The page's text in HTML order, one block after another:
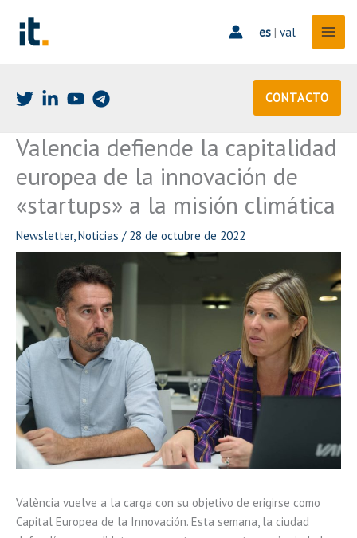
contenido
es| val
CONTACTO
Valencia defiende la capitalidad
europea de la innovación de
«startups» a la misión climática
Newsletter,Noticias / 28 de octubre de 2022
València vuelve a la carga con su objetivo de erigirse como
Capital Europea de la Innovación. Esta semana, la ciudad